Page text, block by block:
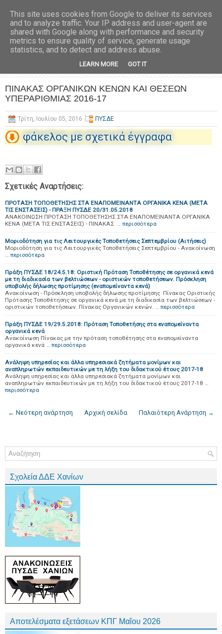
ΠΙΝΑΚΑΣ ΟΡΓΑΝΙΚΩΝ ΚΕΝΩΝ ΚΑΙ ΘΕΣΕΩΝ
ΥΠΕΡΑΡΙΘΜΙΑΣ 2016-17
Τρίτη, Ιουλίου 05, 2016 ΠΥΣΔΕ
φάκελος με σχετικά έγγραφα
Σχετικές Αναρτήσεις:
ΠΡΟΤΑΣΗ ΤΟΠΟΘΕΤΗΣΗΣ ΣΤΑ ΕΝΑΠΟΜΕΙΝΑΝΤΑ ΟΡΓΑΝΙΚΑ ΚΕΝΑ (ΜΕΤΑ
ΤΙΣ ΕΝΣΤΑΣΕΙΣ) - ΠΡΑΞΗ ΠΥΣΔΕ 20/31.05.2018
ΑΝΑΚΟΙΝΩΣΗ ΠΡΟΤΑΣΗ ΤΟΠΟΘΕΤΗΣΗΣ ΣΤΑ ΕΝΑΠΟΜΕΙΝΑΝΤΑ ΟΡΓΑΝΙΚΑ
ΚΕΝΑ (ΜΕΤΑ ΤΙΣ ΕΝΣΤΑΣΕΙΣ) - ΠΙΝΑΚΑΣ … περισσότερα
Μοριοδότηση για τις Λειτουργικές Τοποθετήσεις Σεπτεμβρίου (Αιτήσεις)
Μοριοδότηση για τις Λειτουργικές Τοποθετήσεις Σεπτεμβρίου - Ανακοίνωση
… περισσότερα
Πράξη ΠΥΣΔΕ 18/24.5.18: Οριστική Πρόταση Τοποθέτησης σε οργανικά κενά
με τη διαδικασία των βελτιώσεων - οριστικών τοποθετήσεων. Πρόσκληση
υποβολής δήλωσης προτίμησης (εναπομείναντα κενά)
Ανακοίνωση - Πρόσκληση υποβολής δήλωσης προτίμησης Πίνακας Οριστικής
Πρότασης Τοποθέτησης σε οργανικά κενά με τη διαδικασία των βελτιώσεων -
οριστικών τοποθετήσεων. Πίνακας Οργανικών κενών. … περισσότερα
Πράξη ΠΥΣΔΕ 19/29.5.2018: Πρόταση Τοποθετήσης στα εναπομείναντα
οργανικά κενά
Ανακοίνωση Πίνακας με την πρόταση τοποθέτησης στα εναπομείναντα
οργανικά κενά … περισσότερα
Ανάληψη υπηρεσίας και άλλα υπηρεσιακά ζητήματα μονίμων και
αναπληρωτών εκπαιδευτικών με τη λήξη του διδακτικού έτους 2017-18
Ανάληψη υπηρεσίας και άλλα υπηρεσιακά ζητήματα μονίμων και
αναπληρωτών εκπαιδευτικών με τη λήξη του διδακτικού έτους 2017-18 …
περισσότερα
← Νεότερη ανάρτηση Παλαιότερη Ανάρτηση →
Αρχική σελίδα
Σχολεία ΔΔΕ Χανίων
Αποτελέσματα εξετάσεων ΚΠΓ Μαΐου 2026
This site uses cookies from Google to deliver its services
and to analyze traffic. Your IP address and user-agent are
shared with Google along with performance and security
metrics to ensure quality of service, generate usage
statistics, and to detect and address abuse.
LEARN MORE GOT IT